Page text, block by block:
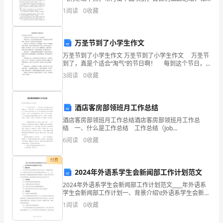
风百病尽虚征；陷而忽冲成阳亢，欲平阳亢降胆经。痛
者，腹痛也。木气主动，而性疏泄，木气下陷，疏泄
1阅读 0收藏
万圣节到了小学生作文
万圣节到了小学生作文 万圣节到了小学生作文 万圣节
到了，真是个适合“淘气“的节日啊！ 每到这个节日，
淘气总是特别有意思呢！尤其是配合万圣节的'鬼怪，灵
异事件，总能把大家吓得屁滚尿流。 我们
3阅读 0收藏
酒店客房部领班月工作总结
酒店客房部领班月工作总结酒店客房部领班月工作总
结 一、什么是工作总结 工作总结（Job
Summary/Work Summary），以年终总结、半年总结
和季度总结最为常见和多用。总结是应用写作
6阅读 0收藏
付费
2024年外语系学生会新闻部工作计划范文
2024年外语系学生会新闻部工作计划范文____年外语系
学生会新闻部工作计划一、背景介绍\t外语系学生会新闻
部是外语系学生会的一个重要组成部分，主要负责外语
系学生会内外部的新闻宣传工作。在____年，
1阅读 0收藏